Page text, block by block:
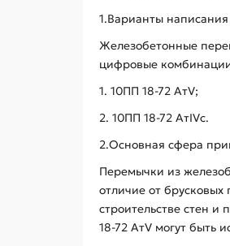
1.Варианты
Железобетонные
цифровые
1. 10ПП 18-72 AтV;
2. 10ПП 18-72 AтIVс.
2.Основная сфера
Перемычки из
отличие от
строительстве стен
18-72 АтV могут быть